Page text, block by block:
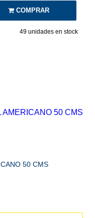
COMPRAR
49unidades en stock
50 CMS